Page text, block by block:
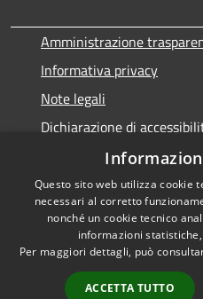
Amministrazione
Informativa privacy
Note legali
Dichiarazione di
Accessibilità
Privacy
Questo sito web utilizza cookie
necessari al corretto
nonché un cookie tecnico
informazioni
Per maggiori dettagli, può
ACCETTA TUTTO